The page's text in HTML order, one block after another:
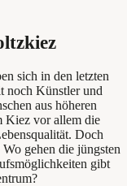
sich in den letzten
noch Künstler und
aus höheren
Kiez vor allem die
Doch
gehen die jüngsten
gibt